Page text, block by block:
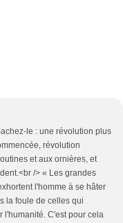
le : une révolution plus
révolution
et aux ornières, et
/> « Les grandes
l'homme à se hâter
la foule de celles qui
l'humanité. C'est pour cela